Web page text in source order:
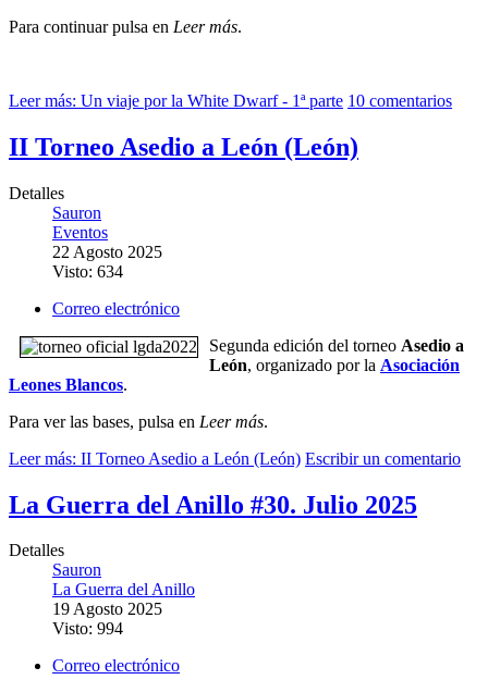
Para continuar pulsa en Leer más.
Leer más: Un viaje por la White Dwarf - 1ª parte 10 comentarios
II Torneo Asedio a León (León)
Detalles
Sauron
Eventos
22 Agosto 2025
Visto: 634
Correo electrónico
Segunda edición del torneo Asedio a
León, organizado por la Asociación
Leones Blancos.
Para ver las bases, pulsa en Leer más.
Leer más: II Torneo Asedio a León (León) Escribir un comentario
La Guerra del Anillo #30. Julio 2025
Detalles
Sauron
La Guerra del Anillo
19 Agosto 2025
Visto: 994
Correo electrónico